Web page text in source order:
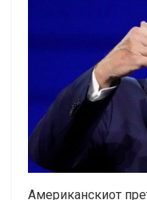
Американскиот